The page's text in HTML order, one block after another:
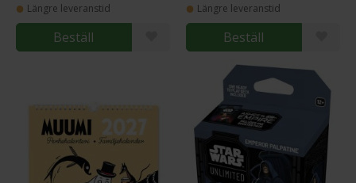
Längre leveranstid
Beställ
Längre leveranstid
Beställ